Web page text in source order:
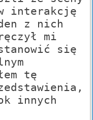
interakcję
z nich
mi
się
tę
innych